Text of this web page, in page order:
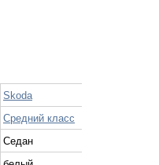
Skoda
Средний класс
Седан